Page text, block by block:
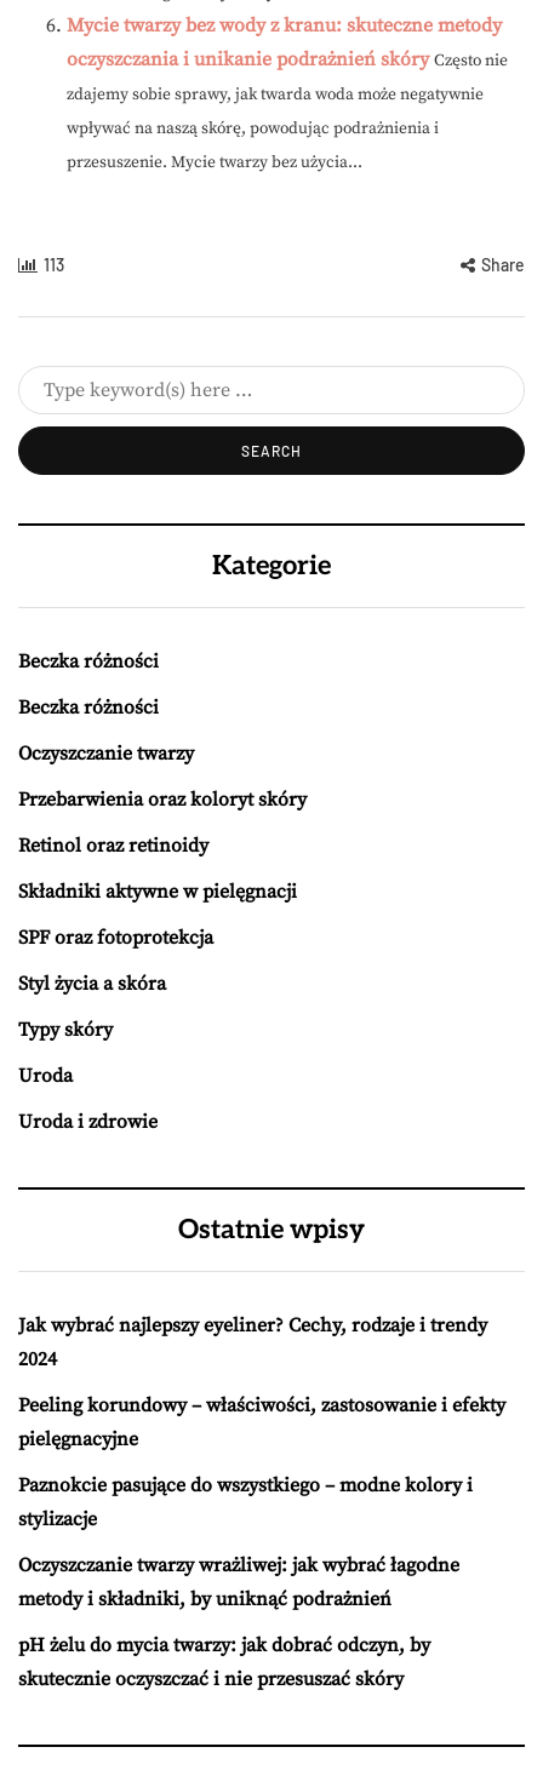
Mycie twarzy bez wody z kranu: skuteczne metody
oczyszczania i unikanie podrażnień skóry Często nie
zdajemy sobie sprawy, jak twarda woda może negatywnie
wpływać na naszą skórę, powodując podrażnienia i
przesuszenie. Mycie twarzy bez użycia...
113 Share
Kategorie
Beczka różności
Beczka różności
Oczyszczanie twarzy
Przebarwienia oraz koloryt skóry
Retinol oraz retinoidy
Składniki aktywne w pielęgnacji
SPF oraz fotoprotekcja
Styl życia a skóra
Typy skóry
Uroda
Uroda i zdrowie
Ostatnie wpisy
Jak wybrać najlepszy eyeliner? Cechy, rodzaje i trendy
2024
Peeling korundowy – właściwości, zastosowanie i efekty
pielęgnacyjne
Paznokcie pasujące do wszystkiego – modne kolory i
stylizacje
Oczyszczanie twarzy wrażliwej: jak wybrać łagodne
metody i składniki, by uniknąć podrażnień
pH żelu do mycia twarzy: jak dobrać odczyn, by
skutecznie oczyszczać i nie przesuszać skóry